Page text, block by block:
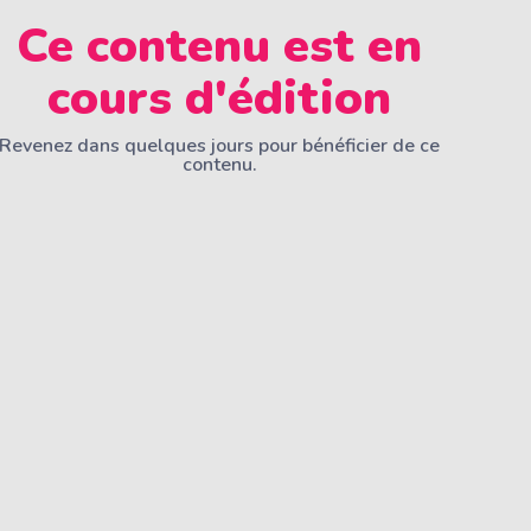
Ce contenu est en
cours d'édition
Revenez dans quelques jours pour bénéficier de ce
contenu.